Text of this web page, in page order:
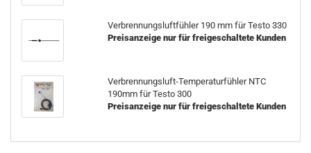
Verbrennungsluftfühler 190 mm für Testo 330
Preisanzeige nur für freigeschaltete Kunden
Verbrennungsluft-Temperaturfühler NTC
190mm für Testo 300
Preisanzeige nur für freigeschaltete Kunden